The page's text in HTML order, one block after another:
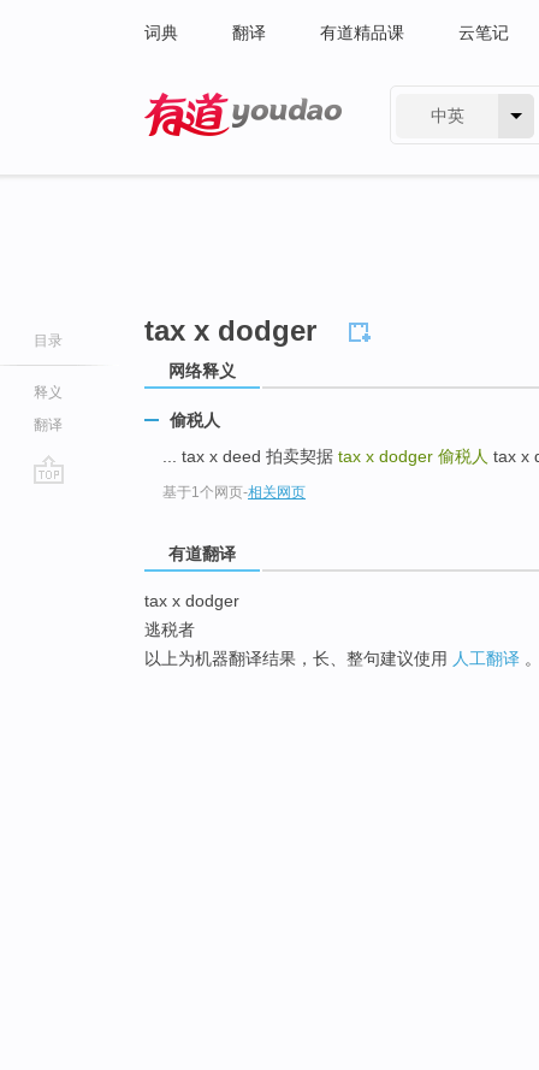
词典 翻译 有道精品课 云笔记
中英
目录
释义
翻译
tax x dodger
网络释义
偷税人
... tax x deed 拍卖契据 tax x dodger 偷税人 tax x
基于1个网页-相关网页
有道翻译
tax x dodger
逃税者
以上为机器翻译结果，长、整句建议使用 人工翻译